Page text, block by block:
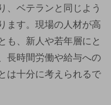
、ベテランと同じよう
ます。現場の人材が高
も、新人や若年層にと
長時間労働や給与への
は十分に考えられるで